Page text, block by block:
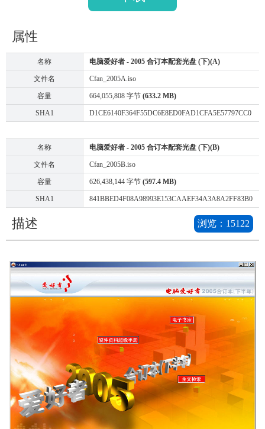
属性
名称 电脑爱好者 - 2005 合订本配套光盘 (下)(A)
文件名 Cfan_2005A.iso
容量 664,055,808 字节 (633.2 MB)
SHA1 D1CE6140F364F55DC6E8ED0FAD1CFA5E57797CC0
名称 电脑爱好者 - 2005 合订本配套光盘 (下)(B)
文件名 Cfan_2005B.iso
容量 626,438,144 字节 (597.4 MB)
SHA1 841BBED4F08A98993E153CAAEF34A3A8A2FF83B0
描述 浏览： 15122